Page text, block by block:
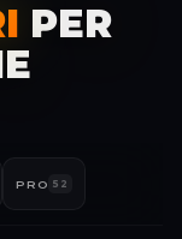
PER
PRO 52